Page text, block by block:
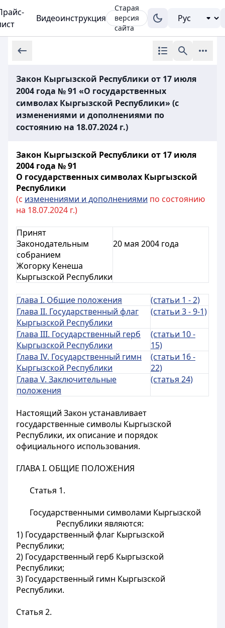
Видеоинструкция
Старая
версия
сайта
Закон Кыргызской Республики от 17 июля
2004 года № 91 «О государственных
символах Кыргызской Республики» (с
изменениями и дополнениями по
состоянию на 18.07.2024 г.)
Закон Кыргызской Республики от 17 июля
2004 года № 91
О государственных символах Кыргызской
Республики
(с изменениями и дополнениями по состоянию
на 18.07.2024 г.)
Принят
Законодательным
собранием
Жогорку Кенеша
Кыргызской Республики
20 мая 2004 года
Глава I. Общие положения
(статьи 1 - 2)
Глава II. Государственный флаг
Кыргызской Республики
(статьи 3 - 9-1)
Глава III. Государственный герб
Кыргызской Республики
(статьи 10 -
15)
Глава IV. Государственный гимн
Кыргызской Республики
(статьи 16 -
22)
Глава V. Заключительные
положения
(статья 24)
Настоящий Закон устанавливает
государственные символы Кыргызской
Республики, их описание и порядок
официального использования.
ГЛАВА I. ОБЩИЕ ПОЛОЖЕНИЯ
Статья 1.
Государственными символами Кыргызской
Республики являются:
1) Государственный флаг Кыргызской
Республики;
2) Государственный герб Кыргызской
Республики;
3) Государственный гимн Кыргызской
Республики.
Статья 2.